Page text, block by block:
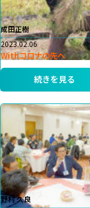
成田正樹
2023.02.06
Withコロナの先へ
続きを見る
野村 久良